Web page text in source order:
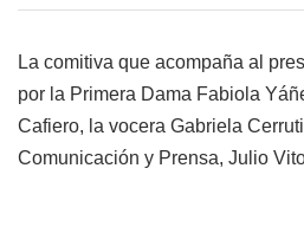
La comitiva que acompaña al
por la Primera Dama Fabiola
Cafiero, la vocera Gabriela
Comunicación y Prensa, Julio